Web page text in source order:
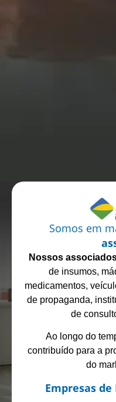
Somos em
Nossos
de insumos,
medicamentos,
de propaganda,
de
Ao longo do
contribuído para a
do
Empresas